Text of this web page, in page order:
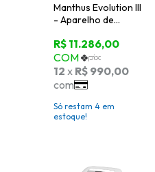
Manthus Evolution III
- Aparelho de
Correntes + 2
Aplicadores Área
Corporal +
Aplicador Facial -
Só restam4 em
estoque!